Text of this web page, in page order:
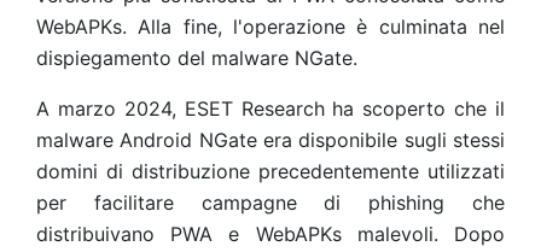
WebAPKs. Alla fine, l'operazione è culminata nel
dispiegamento del malware NGate.
A marzo 2024, ESET Research ha scoperto che il
malware Android NGate era disponibile sugli stessi
domini di distribuzione precedentemente utilizzati
per facilitare campagne di phishing che
distribuivano PWA e WebAPKs malevoli. Dopo